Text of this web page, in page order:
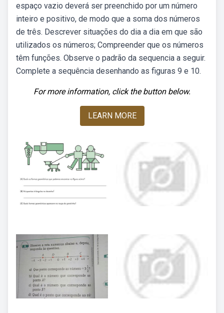
espaço vazio deverá ser preenchido por um número
inteiro e positivo, de modo que a soma dos números
de três. Descrever situações do dia a dia em que são
utilizados os números; Compreender que os números
têm funções. Observe o padrão da sequencia a seguir.
Complete a sequência desenhando as figuras 9 e 10.
For more information, click the button below.
LEARN MORE